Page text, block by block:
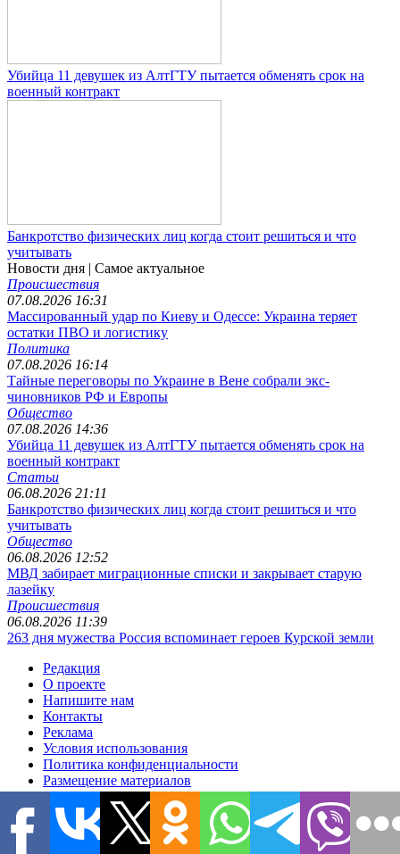
Убийца 11 девушек из АлтГТУ пытается обменять срок на
военный контракт
Банкротство физических лиц когда стоит решиться и что
учитывать
Новости дня | Самое актуальное
Происшествия
07.08.2026 16:31
Массированный удар по Киеву и Одессе: Украина теряет
остатки ПВО и логистику
Политика
07.08.2026 16:14
Тайные переговоры по Украине в Вене собрали экс-
чиновников РФ и Европы
Общество
07.08.2026 14:36
Убийца 11 девушек из АлтГТУ пытается обменять срок на
военный контракт
Статьи
06.08.2026 21:11
Банкротство физических лиц когда стоит решиться и что
учитывать
Общество
06.08.2026 12:52
МВД забирает миграционные списки и закрывает старую
лазейку
Происшествия
06.08.2026 11:39
263 дня мужества Россия вспоминает героев Курской земли
Редакция
О проекте
Напишите нам
Контакты
Реклама
Условия использования
Политика конфиденциальности
Размещение материалов
Редакционная политика
Соглашение для авторов
Подписка
Вопросы